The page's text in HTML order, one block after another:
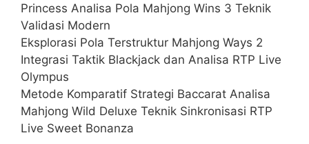
Princess Analisa Pola Mahjong Wins 3 Teknik
Validasi Modern
Eksplorasi Pola Terstruktur Mahjong Ways 2
Integrasi Taktik Blackjack dan Analisa RTP Live
Olympus
Metode Komparatif Strategi Baccarat Analisa
Mahjong Wild Deluxe Teknik Sinkronisasi RTP
Live Sweet Bonanza